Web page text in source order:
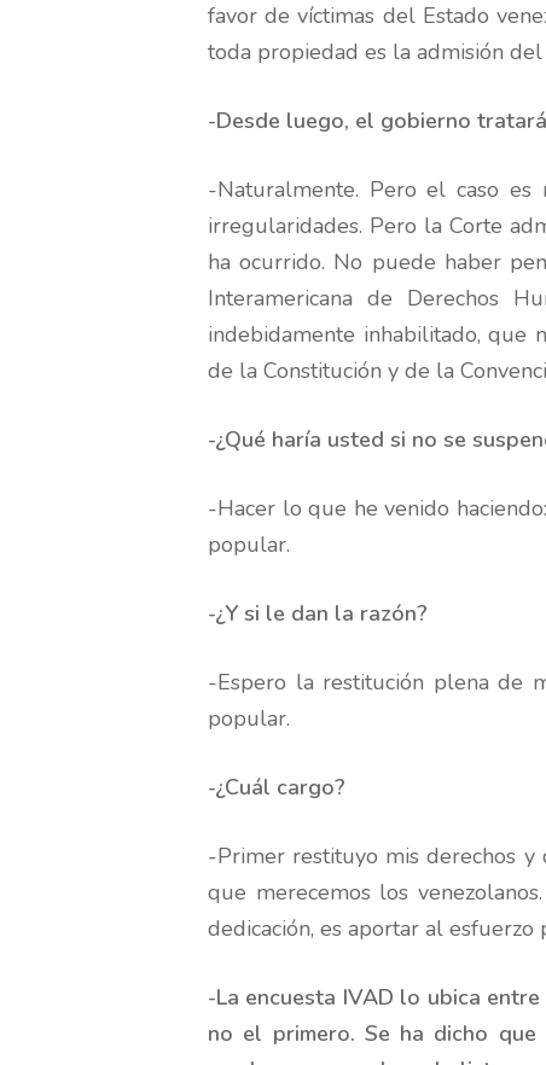
favor de víctimas del Estado
toda propiedad es la admisión
-Desde luego, el gobierno
-Naturalmente. Pero el caso
irregularidades. Pero la Corte
ha ocurrido. No puede haber
Interamericana de Derechos
indebidamente inhabilitado, que
de la Constitución y de la
-¿Qué haría usted si no se
-Hacer lo que he venido
popular.
-¿Y si le dan la razón?
-Espero la restitución plena de
popular.
-¿Cuál cargo?
-Primer restituyo mis derechos
que merecemos los
dedicación, es aportar al
-La encuesta IVAD lo ubica
no el primero. Se ha dicho